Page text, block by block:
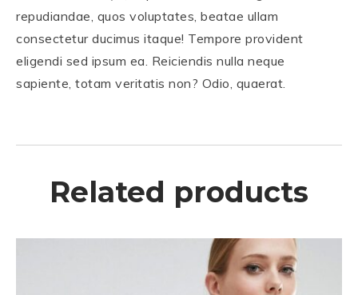
repudiandae, quos voluptates, beatae ullam
consectetur ducimus itaque! Tempore provident
eligendi sed ipsum ea. Reiciendis nulla neque
sapiente, totam veritatis non? Odio, quaerat.
Related products